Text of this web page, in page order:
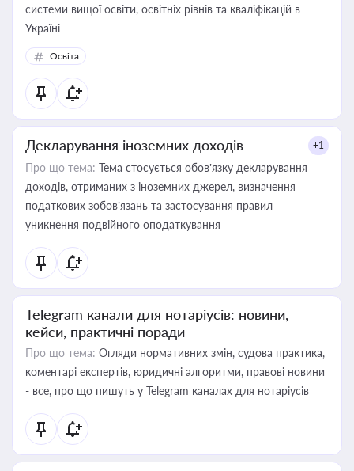
системи вищої освіти, освітніх рівнів та кваліфікацій в
Україні
Освіта
Декларування іноземних доходів +1
Про що тема: Тема стосується обов’язку декларування
доходів, отриманих з іноземних джерел, визначення
податкових зобов’язань та застосування правил
уникнення подвійного оподаткування
Telegram канали для нотаріусів: новини,
кейси, практичні поради
Про що тема: Огляди нормативних змін, судова практика,
коментарі експертів, юридичні алгоритми, правові новини
- все, про що пишуть у Telegram каналах для нотаріусів